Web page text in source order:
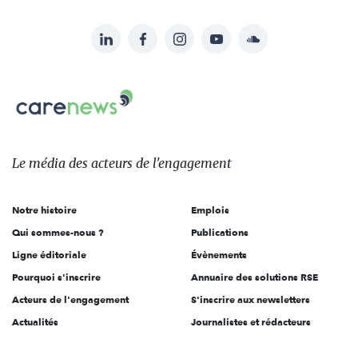
sur:
LinkedInFacebookInstagramYouTubeSoundcloud
Le
des
l'engagement
Le média des acteurs de l'engagement
Notre histoire
Qui sommes-nous ?
Ligne éditoriale
Pourquoi s'inscrire
Acteurs de l'engagement
Actualités
Emplois
Publications
Évènements
Annuaire des solutions RSE
S'inscrire aux newsletters
Journalistes et rédacteurs